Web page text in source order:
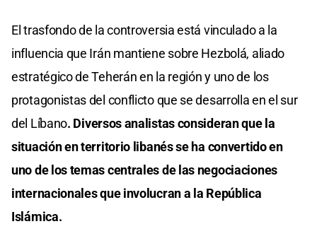
El trasfondo de la controversia está vinculado a la
influencia que Irán mantiene sobre Hezbolá, aliado
estratégico de Teherán en la región y uno de los
protagonistas del conflicto que se desarrolla en el sur
del Líbano. Diversos analistas consideran que la
situación en territorio libanés se ha convertido en
uno de los temas centrales de las negociaciones
internacionales que involucran a la República
Islámica.